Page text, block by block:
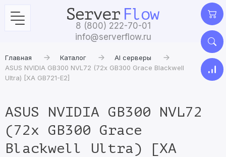
8 (800) 222-70-01
info@serverflow.ru
Главная Каталог
AI серверы
ASUS NVIDIA GB300 NVL72 (72x GB300 Grace Blackwell
Ultra) [XA GB721-E2]
ASUS NVIDIA GB300 NVL72
(72x GB300 Grace
Blackwell Ultra) [XA